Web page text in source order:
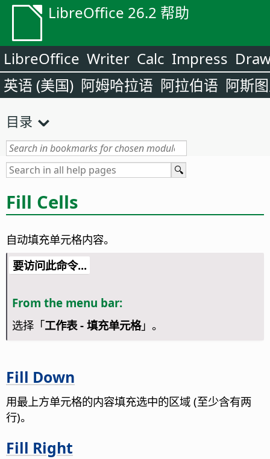
LibreOffice 26.2 帮助
LibreOffice Writer Calc Impress
英语 (美国) 阿姆哈拉语 阿拉伯语 阿斯
目录
Fill Cells
自动填充单元格内容。
要访问此命令...
From the menu bar:
选择「工作表 - 填充单元格」。
Fill Down
用最上方单元格的内容填充选中的区域 (至少含有两
行)。
Fill Right